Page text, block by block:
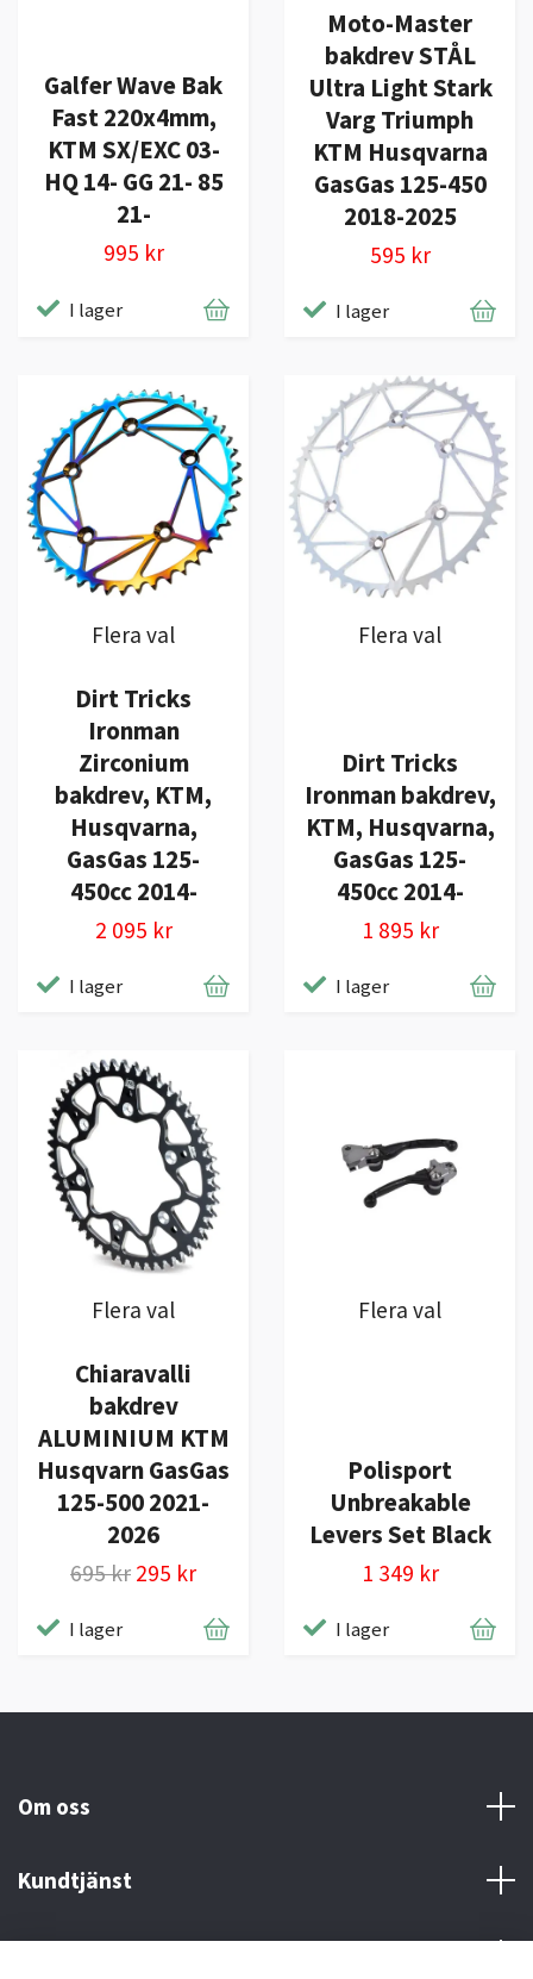
Galfer Wave Bak
Fast 220x4mm,
KTM SX/EXC 03-
HQ 14- GG 21- 85
21-
995 kr
I lager
Moto-Master
bakdrev STÅL
Ultra Light Stark
Varg Triumph
KTM Husqvarna
GasGas 125-450
2018-2025
595 kr
I lager
Flera val
Dirt Tricks
Ironman
Zirconium
bakdrev, KTM,
Husqvarna,
GasGas 125-
450cc 2014-
2 095 kr
I lager
Flera val
Dirt Tricks
Ironman bakdrev,
KTM, Husqvarna,
GasGas 125-
450cc 2014-
1 895 kr
I lager
Flera val
Chiaravalli
bakdrev
ALUMINIUM KTM
Husqvarn GasGas
125-500 2021-
2026
695 kr 295 kr
I lager
Flera val
Polisport
Unbreakable
Levers Set Black
1 349 kr
I lager
Om oss
Kundtjänst